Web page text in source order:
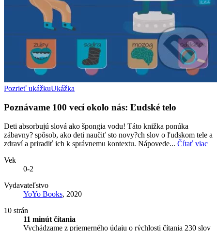
Pozrieť ukážkuUkážka
Poznávame 100 vecí okolo nás: Ľudské telo
Deti absorbujú slová ako špongia vodu! Táto knižka ponúka
zábavny? spôsob, ako deti naučiť sto novy?ch slov o ľudskom tele a
zdraví a priradiť ich k správnemu kontextu. Nápovede... Čítať viac
Vek
0-2
Vydavateľstvo
YoYo Books, 2020
10 strán
11 minút čítania
Vychádzame z priemerného údaju o rýchlosti čítania 230 slov